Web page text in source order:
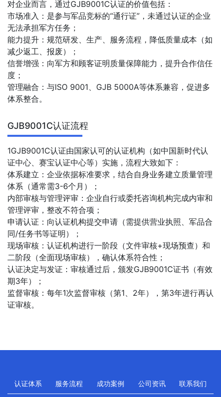
对企业而言，通过GJB9001C认证的价值包括：
市场准入：是参与军品竞标的“通行证”，未通过认证的企业
无法承担军方任务；
能力提升：规范研发、生产、服务流程，降低质量成本（如
减少返工、报废）；
信誉增强：向军方和顾客证明质量保障能力，提升合作信任
度；
管理融合：与ISO 9001、GJB 5000A等体系兼容，促进多
体系整合。
GJB9001C认证流程
1GJB9001C认证由国家认可的认证机构（如中国新时代认
证中心、赛宝认证中心等）实施，流程大致如下：
体系建立：企业依据标准要求，结合自身业务建立质量管理
体系（通常需3-6个月）；
内部审核与管理评审：企业自行或委托咨询机构完成内审和
管理评审，整改不符合项；
申请认证：向认证机构提交申请（需提供营业执照、军品合
同/任务书等证明）；
现场审核：认证机构进行一阶段（文件审核+现场预查）和
二阶段（全面现场审核），确认体系符合性；
认证决定与发证：审核通过后，颁发GJB9001C证书（有效
期3年）；
监督审核：每年1次监督审核（第1、2年），第3年进行再认
证审核。
认证体系 服务流程 成功案例 公司资讯 联系我们